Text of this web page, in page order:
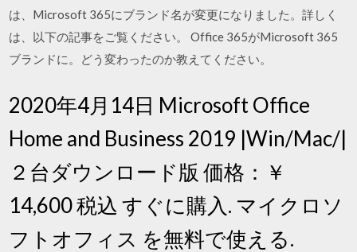
は、Microsoft 365にブランド名が変更になりました。詳しく
は、以下の記事をご覧ください。 Office 365がMicrosoft 365
ブランドに。どう変わったのか教えてください。
2020年4月14日 Microsoft Office
Home and Business 2019 |Win/Mac/|
２台ダウンロード版 価格：￥
14,600 税込 すぐに購入. マイクロソ
フトオフィス を無料で使える.